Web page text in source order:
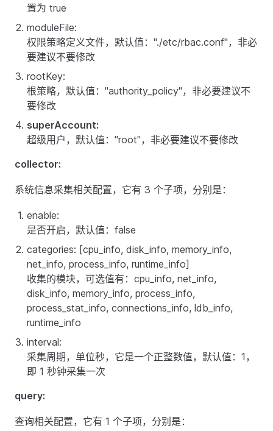
置为 true
moduleFile:
权限策略定义文件，默认值："./etc/rbac.conf"，非必
要建议不要修改
rootKey:
根策略，默认值："authority_policy"，非必要建议不
要修改
superAccount:
超级用户，默认值："root"，非必要建议不要修改
collector:
系统信息采集相关配置，它有 3 个子项，分别是：
enable:
是否开启，默认值：false
categories: [cpu_info, disk_info, memory_info,
net_info, process_info, runtime_info]
收集的模块，可选值有：cpu_info, net_info,
disk_info, memory_info, process_info,
process_stat_info, connections_info, ldb_info,
runtime_info
interval:
采集周期，单位秒，它是一个正整数值，默认值：1，
即 1 秒钟采集一次
query:
查询相关配置，它有 1 个子项，分别是：